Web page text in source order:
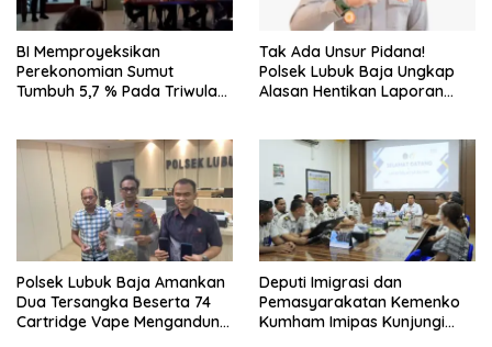
BI Memproyeksikan
Perekonomian Sumut
Tumbuh 5,7 % Pada Triwulan
Tak Ada Unsur Pidana!
Polsek Lubuk Baja Ungkap
Alasan Hentikan Laporan
Polsek Lubuk Baja Amankan
Dua Tersangka Beserta 74
Cartridge Vape Mengandung
Deputi Imigrasi dan
Pemasyarakatan Kemenko
Kumham Imipas Kunjungi